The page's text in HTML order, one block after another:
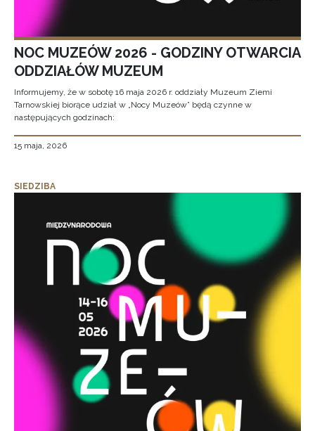
NOC MUZEÓW 2026 - GODZINY OTWARCIA
ODDZIAŁÓW MUZEUM
Informujemy, że w sobotę 16 maja 2026 r. oddziały Muzeum Ziemi
Tarnowskiej biorące udział w „Nocy Muzeów” będą czynne w
następujących godzinach:
15 maja, 2026
SIEDZIBA